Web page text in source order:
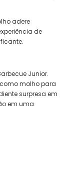
adere
de
Junior.
molho para
surpresa em
em uma